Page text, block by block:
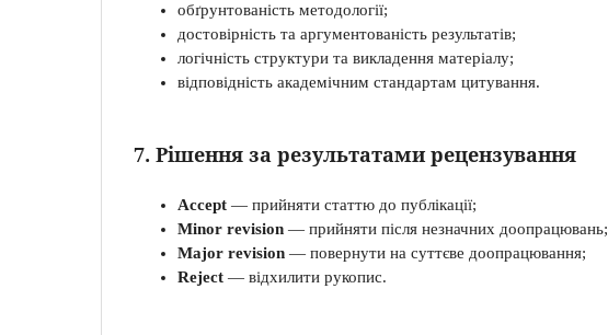
обґрунтованість методології;
достовірність та аргументованість результатів;
логічність структури та викладення матеріалу;
відповідність академічним стандартам цитування.
7. Рішення за результатами рецензування
Accept — прийняти статтю до публікації;
Minor revision — прийняти після незначних доопрацювань;
Major revision — повернути на суттєве доопрацювання;
Reject — відхилити рукопис.